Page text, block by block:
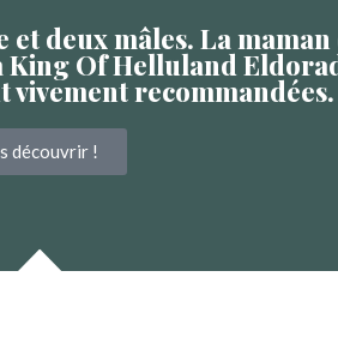
deux mâles. La
King Of Helluland
vivement recommandées.
découvrir !